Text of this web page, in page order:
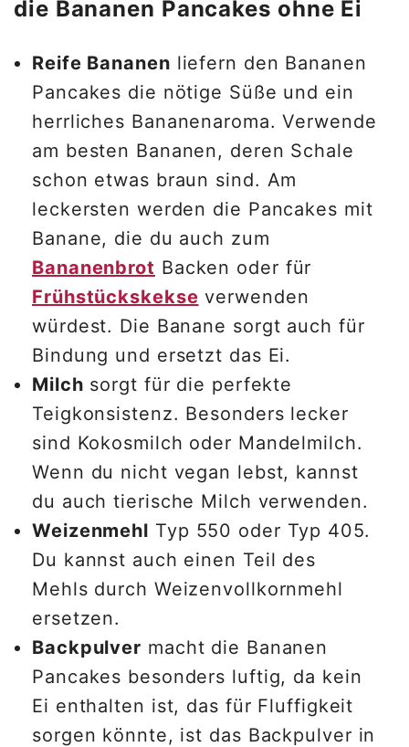
die Bananen Pancakes ohne Ei
Reife Bananen liefern den Bananen
Pancakes die nötige Süße und ein
herrliches Bananenaroma. Verwende
am besten Bananen, deren Schale
schon etwas braun sind. Am
leckersten werden die Pancakes mit
Banane, die du auch zum
Bananenbrot Backen oder für
Frühstückskekse verwenden
würdest. Die Banane sorgt auch für
Bindung und ersetzt das Ei.
Milch sorgt für die perfekte
Teigkonsistenz. Besonders lecker
sind Kokosmilch oder Mandelmilch.
Wenn du nicht vegan lebst, kannst
du auch tierische Milch verwenden.
Weizenmehl Typ 550 oder Typ 405.
Du kannst auch einen Teil des
Mehls durch Weizenvollkornmehl
ersetzen.
Backpulver macht die Bananen
Pancakes besonders luftig, da kein
Ei enthalten ist, das für Fluffigkeit
sorgen könnte, ist das Backpulver in